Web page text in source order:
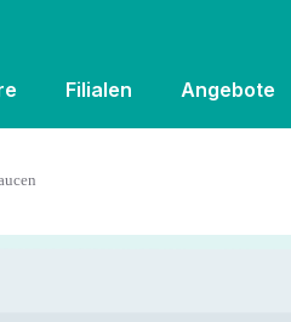
Filialen Angebote